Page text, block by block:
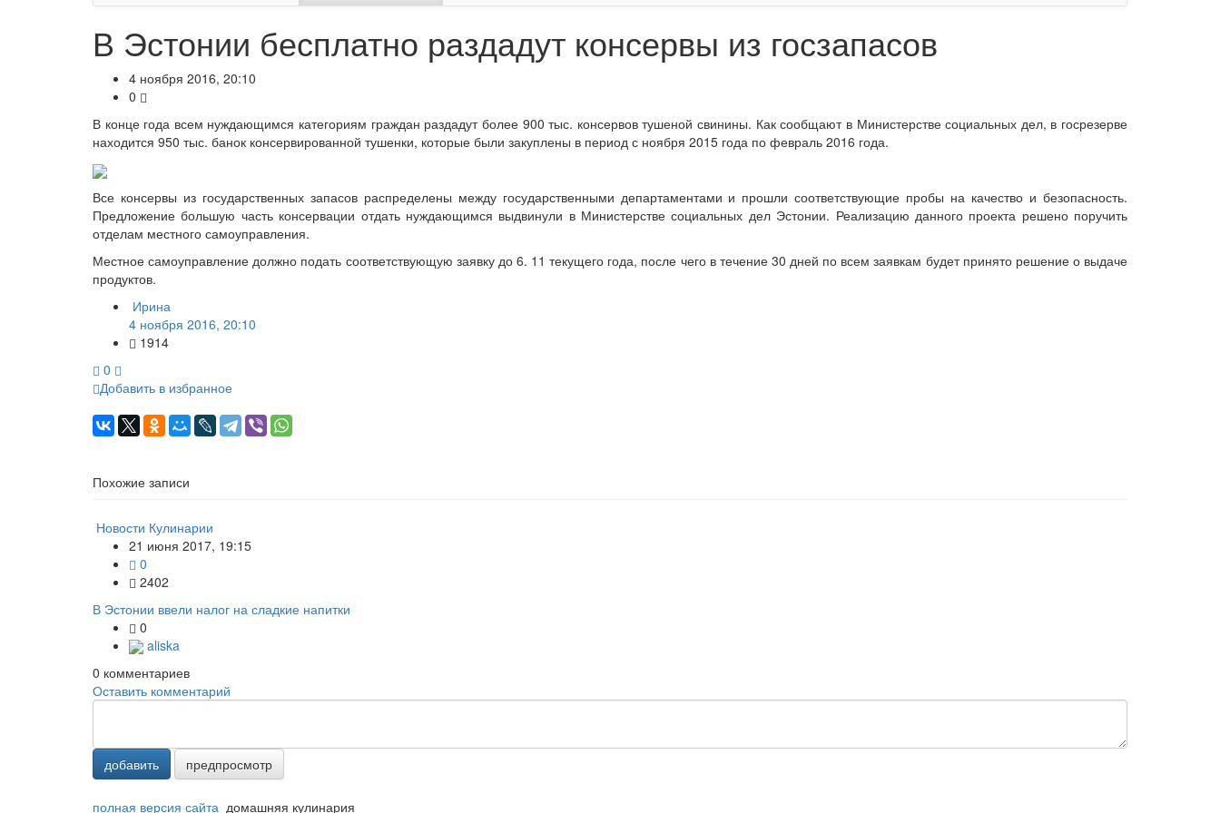
В Эстонии бесплатно раздадут консервы из госзапасов
4 ноября 2016, 20:10
0
В конце года всем нуждающимся категориям граждан раздадут более 900 тыс. консервов тушеной свинины. Как сообщают в Министерстве социальных дел, в госрезерве
находится 950 тыс. банок консервированной тушенки, которые были закуплены в период с ноября 2015 года по февраль 2016 года.
Все консервы из государственных запасов распределены между государственными департаментами и прошли соответствующие пробы на качество и безопасность.
Предложение большую часть консервации отдать нуждающимся выдвинули в Министерстве социальных дел Эстонии. Реализацию данного проекта решено поручить
отделам местного самоуправления.
Местное самоуправление должно подать соответствующую заявку до 6. 11 текущего года, после чего в течение 30 дней по всем заявкам будет принято решение о выдаче
продуктов.
Ирина
4 ноября 2016, 20:10
1914
0
Добавить в избранное
Похожие записи
Новости Кулинарии
21 июня 2017, 19:15
0
2402
В Эстонии ввели налог на сладкие напитки
0
aliska
0 комментариев
Оставить комментарий
добавить предпросмотр
полная версия сайта домашняя кулинария